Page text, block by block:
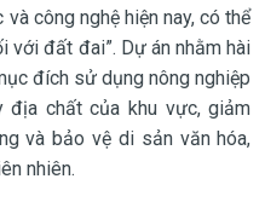
công nghệ hiện nay, có thể
đất đai”. Dự án nhằm hài
đích sử dụng nông nghiệp
địa chất của khu vực, giảm
và bảo vệ di sản văn hóa,
nhiên.